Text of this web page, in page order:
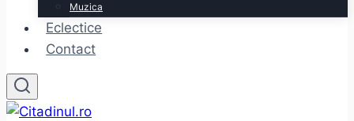
Muzica
Eclectice
Contact